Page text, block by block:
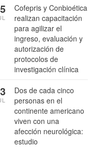
Cofepris y Conbioética
realizan capacitación
para agilizar el
ingreso, evaluación y
autorización de
protocolos de
investigación clínica
Dos de cada cinco
personas en el
continente americano
viven con una
afección neurológica:
estudio